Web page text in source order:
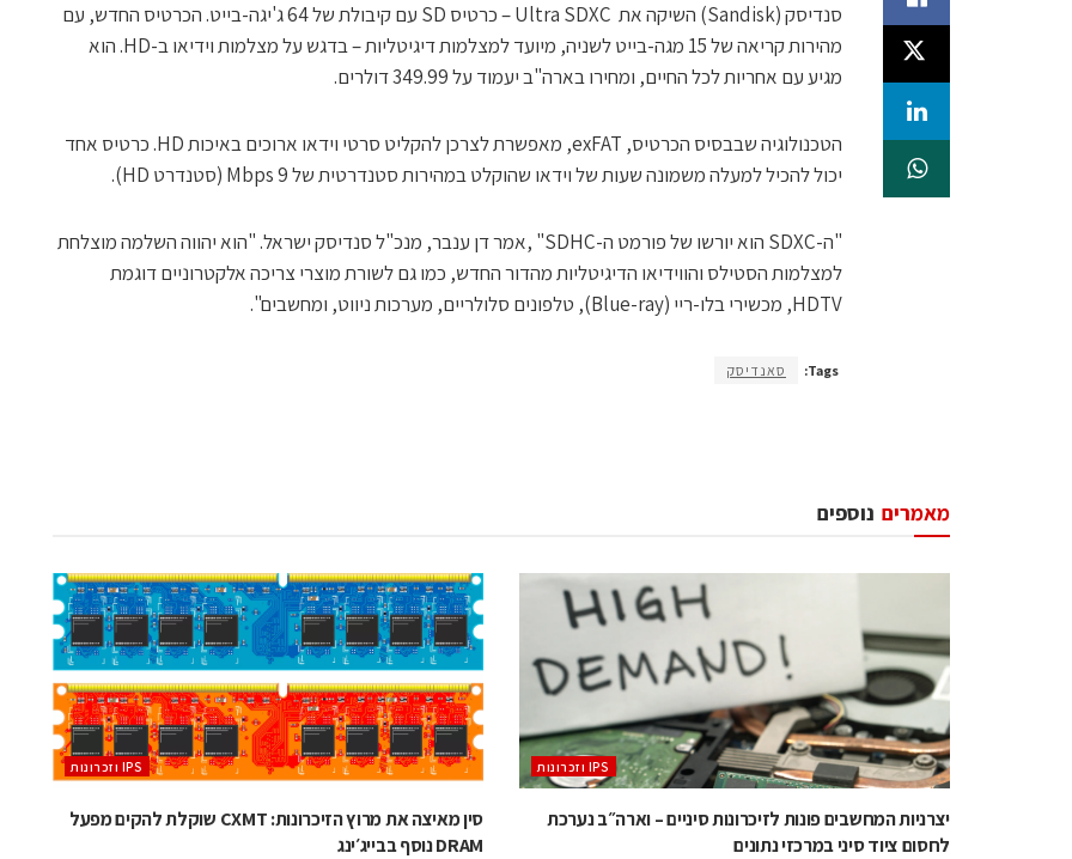
סנדיסק (Sandisk) השיקה את Ultra SDXC – כרטיס SD עם קיבולת של 64 ג'יגה-בייט. הכרטיס החדש, עם
מהירות קריאה של 15 מגה-בייט לשניה, מיועד למצלמות דיגיטליות – בדגש על מצלמות וידיאו ב-HD. הוא
מגיע עם אחריות לכל החיים, ומחירו בארה"ב יעמוד על 349.99 דולרים.
הטכנולוגיה שבבסיס הכרטיס, exFAT, מאפשרת לצרכן להקליט סרטי וידאו ארוכים באיכות HD. כרטיס אחד
יכול להכיל למעלה משמונה שעות של וידאו שהוקלט במהירות סטנדרטית של 9 Mbps (סטנדרט HD).
"ה-SDXC הוא יורשו של פורמט ה-SDHC" ,אמר דן ענבר, מנכ"ל סנדיסק ישראל. "הוא יהווה השלמה מוצלחת
למצלמות הסטילס והווידיאו הדיגיטליות מהדור החדש, כמו גם לשורת מוצרי צריכה אלקטרוניים דוגמת
HDTV, מכשירי בלו-ריי (Blue-ray), טלפונים סלולריים, מערכות ניווט, ומחשבים".
Tags: סאנדיסק
נוספים מאמרים
יצרניות המחשבים פונות לזיכרונות סיניים – וארה״ב נערכת
לחסום ציוד סיני במרכזי נתונים
סין מאיצה את מרוץ הזיכרונות: CXMT שוקלת להקים מפעל
DRAM נוסף בבייג׳ינג